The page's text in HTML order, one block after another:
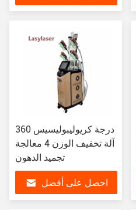
360 درجة كريوليبوليسيس
آلة تخفيف الوزن 4 معالجة
تجميد الدهون
احصل على أفضل